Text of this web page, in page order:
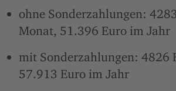
ohne Sonderzahlungen:
Monat, 51.396 Euro im Jahr
mit Sonderzahlungen: 4826
57.913 Euro im Jahr